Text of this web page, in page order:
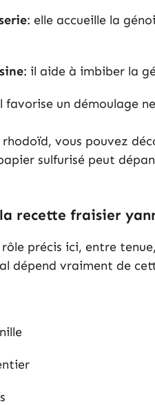
: elle accueille la
: il aide à imbiber la
favorise un démoulage
rhodoïd, vous pouvez
sulfurisé peut
recette fraisier
précis ici, entre
dépend vraiment de